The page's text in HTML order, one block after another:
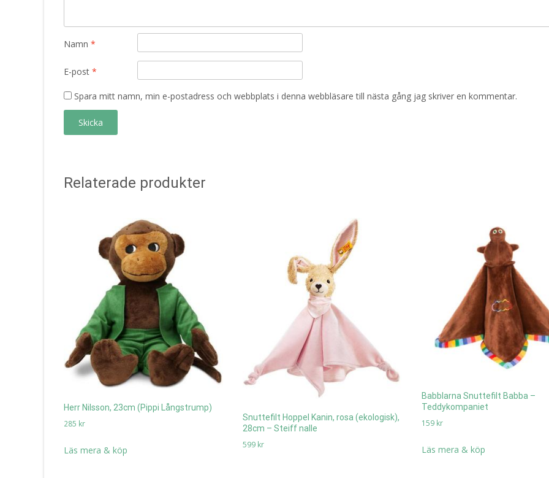
Namn *
E-post *
Spara mitt namn, min e-postadress och webbplats i denna webbläsare till nästa gång jag skriver en kommentar.
Relaterade produkter
Herr Nilsson, 23cm (Pippi Långstrump)
285 kr
Läs mera & köp
Snuttefilt Hoppel Kanin, rosa (ekologisk),
28cm – Steiff nalle
599 kr
Babblarna Snuttefilt Babba –
Teddykompaniet
159 kr
Läs mera & köp